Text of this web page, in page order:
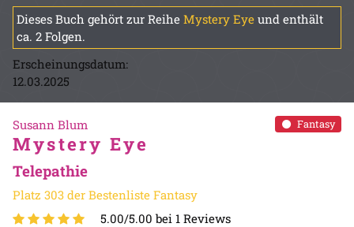
Dieses Buch gehört zur Reihe Mystery Eye und enthält
ca. 2 Folgen.
Erscheinungsdatum:
12.03.2025
Fantasy
Susann Blum
Mystery Eye
Telepathie
Platz 303 der Bestenliste Fantasy
5.00/5.00 bei 1 Reviews